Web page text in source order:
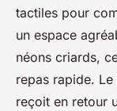
tactiles pour
un espace
néons criards,
repas rapide.
reçoit en retour